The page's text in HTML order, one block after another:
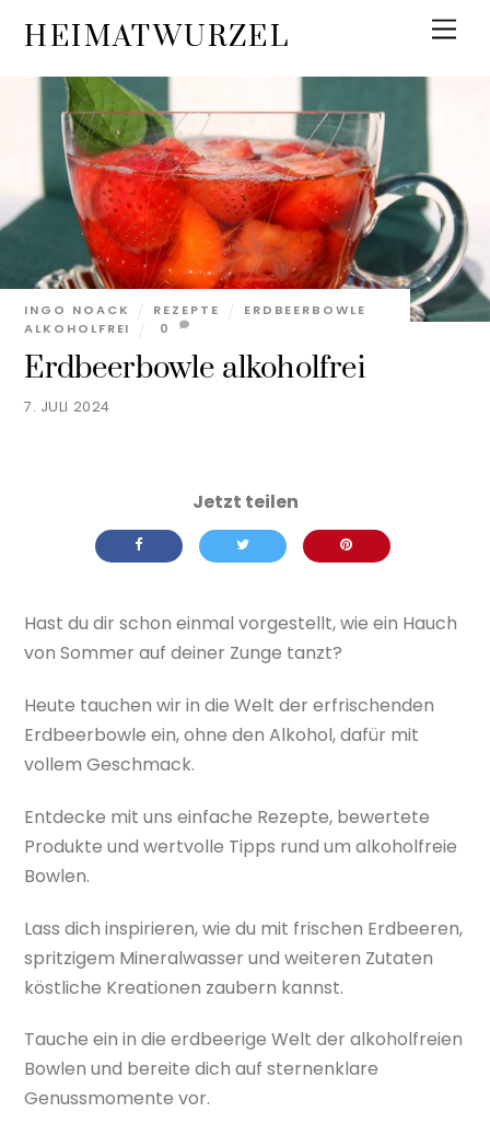
content
HEIMATWURZEL
7. JULI 2024
Erdbeerbowle alkoholfrei
INGO NOACK REZEPTE
ERDBEERBOWLE
ALKOHOLFREI
0
Hast du dir schon einmal vorgestellt, wie ein Hauch
von Sommer auf deiner Zunge tanzt?
Heute tauchen wir in die Welt der erfrischenden
Erdbeerbowle ein, ohne den Alkohol, dafür mit
vollem Geschmack.
Entdecke mit uns einfache Rezepte, bewertete
Produkte und wertvolle Tipps rund um alkoholfreie
Bowlen.
Lass dich inspirieren, wie du mit frischen Erdbeeren,
spritzigem Mineralwasser und weiteren Zutaten
köstliche Kreationen zaubern kannst.
Tauche ein in die erdbeerige Welt der alkoholfreien
Bowlen und bereite dich auf sternenklare
Genussmomente vor.